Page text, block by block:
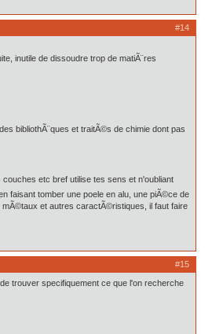
#14
inutile de dissoudre trop de matiÃ¨res
bibliothÃ¨ques et traitÃ©s de chimie dont pas
etc bref utilise tes sens et n'oubliant
faisant tomber une poele en alu, une piÃ©ce de
et autres caractÃ©ristiques, il faut faire
#15
trouver specifiquement ce que l'on recherche